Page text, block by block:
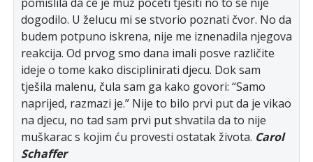
dogodilo. U želucu mi se stvorio poznati čvor. No da
budem potpuno iskrena, nije me iznenadila njegova
reakcija. Od prvog smo dana imali posve različite
ideje o tome kako disciplinirati djecu. Dok sam
tješila malenu, čula sam ga kako govori: “Samo
naprijed, razmazi je.” Nije to bilo prvi put da je vikao
na djecu, no tad sam prvi put shvatila da to nije
muškarac s kojim ću provesti ostatak života. Carol
Schaffer